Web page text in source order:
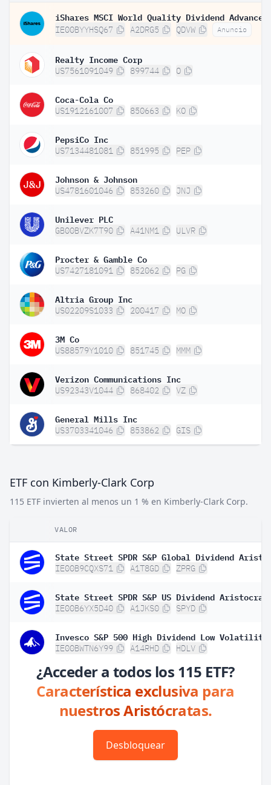
IE00BYYHSQ67 A2DRG5 QDVW Anuncio
Realty Income Corp
US7561091049 899744 O
Coca-Cola Co
US1912161007 850663 KO
PepsiCo Inc
US7134481081 851995 PEP
Johnson & Johnson
US4781601046 853260 JNJ
Unilever PLC
GB00BVZK7T90 A41NM1 ULVR
Procter & Gamble Co
US7427181091 852062 PG
Altria Group Inc
US02209S1033 200417 MO
3M Co
US88579Y1010 851745 MMM
Verizon Communications Inc
US92343V1044 868402 VZ
General Mills Inc
US3703341046 853862 GIS
ETF con Kimberly-Clark Corp
115 ETF invierten al menos un 1 % en Kimberly-Clark Corp.
VALOR
IE00B9CQXS71 A1T8GD ZPRG
IE00B6YX5D40 A1JKS0 SPYD
IE00BWTN6Y99 A14RHD HDLV
¿Acceder a todos los 115 ETF?
Característica exclusiva para
nuestros Aristócratas.
Desbloquear